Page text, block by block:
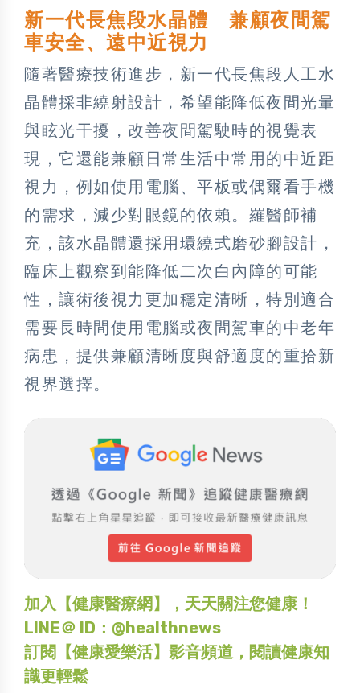
新一代長焦段水晶體 兼顧夜間駕
車安全、遠中近視力
隨著醫療技術進步，新一代長焦段人工水
晶體採非繞射設計，希望能降低夜間光暈
與眩光干擾，改善夜間駕駛時的視覺表
現，它還能兼顧日常生活中常用的中近距
視力，例如使用電腦、平板或偶爾看手機
的需求，減少對眼鏡的依賴。羅醫師補
充，該水晶體還採用環繞式磨砂腳設計，
臨床上觀察到能降低二次白內障的可能
性，讓術後視力更加穩定清晰，特別適合
需要長時間使用電腦或夜間駕車的中老年
病患，提供兼顧清晰度與舒適度的重拾新
視界選擇。
加入【健康醫療網】，天天關注您健康！
LINE＠ ID：@healthnews
訂閱【健康愛樂活】影音頻道，閱讀健康知
識更輕鬆